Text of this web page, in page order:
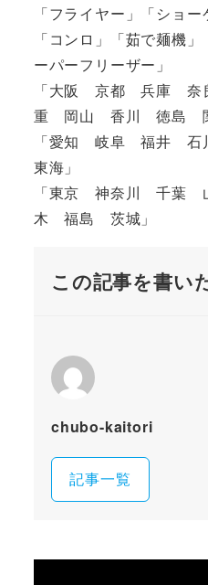
「フライヤー」「ショ
「コンロ」「茹で麺機
ーパーフリーザー」
「大阪 京都 兵庫
重 岡山 香川 徳島
「愛知 岐阜 福井
東海」
「東京 神奈川 千
木 福島 茨城」
この記事を書い
chubo-kaitori
記事一覧